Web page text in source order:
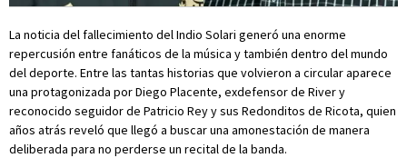
La noticia del fallecimiento del Indio Solari generó una enorme
repercusión entre fanáticos de la música y también dentro del mundo
del deporte. Entre las tantas historias que volvieron a circular aparece
una protagonizada por Diego Placente, exdefensor de River y
reconocido seguidor de Patricio Rey y sus Redonditos de Ricota, quien
años atrás reveló que llegó a buscar una amonestación de manera
deliberada para no perderse un recital de la banda.